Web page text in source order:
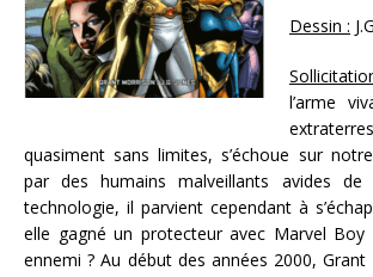
Dessin :
l’arme
quasiment sans limites, s’échoue sur
par des humains malveillants avides de
technologie, il parvient cependant à
elle gagné un protecteur avec Marvel
ennemi ? Au début des années 2000,